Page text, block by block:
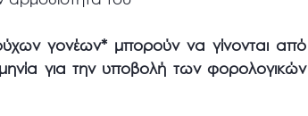
γονέων* μπορούν να γίνονται από
για την υποβολή των φορολογικών